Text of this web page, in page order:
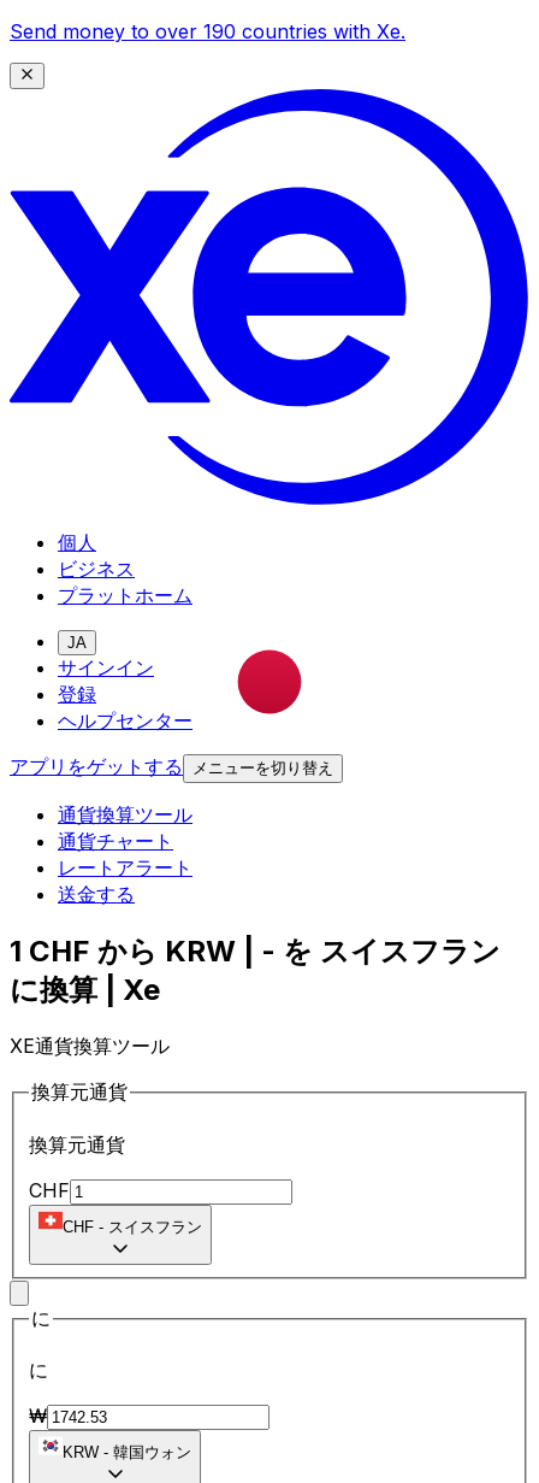
Send money to over 190 countries with Xe.
個人
ビジネス
プラットホーム
JA
サインイン
登録
ヘルプセンター
アプリをゲットする
メニューを切り替え
通貨換算ツール
通貨チャート
レートアラート
送金する
1 CHF から KRW | - を スイスフラン
に換算 | Xe
XE通貨換算ツール
換算元通貨
換算元通貨
CHF
CHF - スイスフラン
に
に
₩
KRW - 韓国ウォン